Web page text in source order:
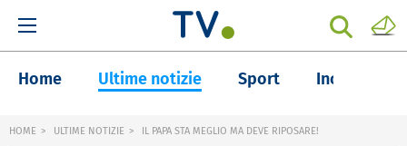
Home Ultime notizie Sport Inchieste
HOME ULTIME NOTIZIE IL PAPA STA MEGLIO MA DEVE RIPOSARE!